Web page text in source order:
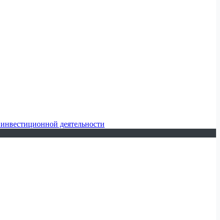
деятельности